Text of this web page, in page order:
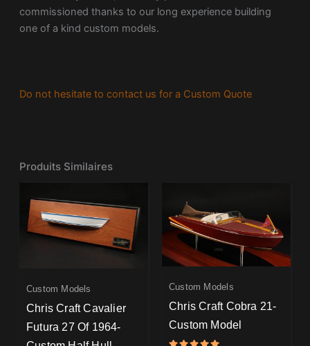
commissioned thanks to our long experience building
one of a kind custom models.
Do not hesitate to contact us for a Custom Quote
Produits Similaires
Custom Models
Chris Craft Cavalier
Futura 27 Of 1964-
Custom Models
Chris Craft Cobra 21-
Custom Model